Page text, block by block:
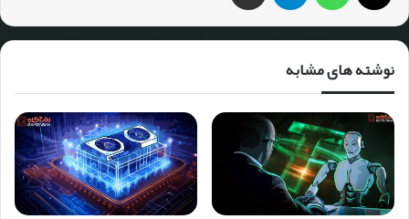
نوشته های مشابه